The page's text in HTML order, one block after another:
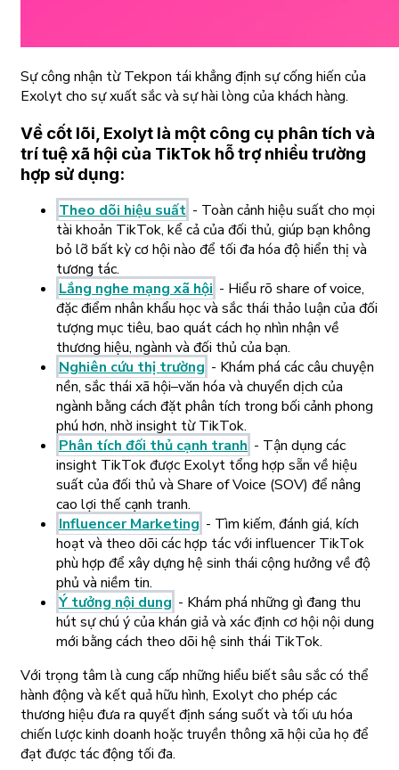
Sự công nhận từ Tekpon tái khẳng định sự cống hiến của
Exolyt cho sự xuất sắc và sự hài lòng của khách hàng.
Về cốt lõi, Exolyt là một công cụ phân tích và
trí tuệ xã hội của TikTok hỗ trợ nhiều trường
hợp sử dụng:
Theo dõi hiệu suất - Toàn cảnh hiệu suất cho mọi
tài khoản TikTok, kể cả của đối thủ, giúp bạn không
bỏ lỡ bất kỳ cơ hội nào để tối đa hóa độ hiển thị và
tương tác.
Lắng nghe mạng xã hội - Hiểu rõ share of voice,
đặc điểm nhân khẩu học và sắc thái thảo luận của đối
tượng mục tiêu, bao quát cách họ nhìn nhận về
thương hiệu, ngành và đối thủ của bạn.
Nghiên cứu thị trường - Khám phá các câu chuyện
nền, sắc thái xã hội–văn hóa và chuyển dịch của
ngành bằng cách đặt phân tích trong bối cảnh phong
phú hơn, nhờ insight từ TikTok.
Phân tích đối thủ cạnh tranh - Tận dụng các
insight TikTok được Exolyt tổng hợp sẵn về hiệu
suất của đối thủ và Share of Voice (SOV) để nâng
cao lợi thế cạnh tranh.
Influencer Marketing - Tìm kiếm, đánh giá, kích
hoạt và theo dõi các hợp tác với influencer TikTok
phù hợp để xây dựng hệ sinh thái cộng hưởng về độ
phủ và niềm tin.
Ý tưởng nội dung - Khám phá những gì đang thu
hút sự chú ý của khán giả và xác định cơ hội nội dung
mới bằng cách theo dõi hệ sinh thái TikTok.
Với trọng tâm là cung cấp những hiểu biết sâu sắc có thể
hành động và kết quả hữu hình, Exolyt cho phép các
thương hiệu đưa ra quyết định sáng suốt và tối ưu hóa
chiến lược kinh doanh hoặc truyền thông xã hội của họ để
đạt được tác động tối đa.